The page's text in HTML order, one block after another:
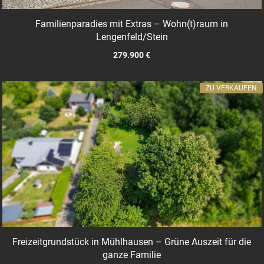
Familienparadies mit Extras – Wohn(t)raum in
Lengenfeld/Stein
279.900 €
Freizeitgrundstück in Mühlhausen – Grüne Auszeit für die
ganze Familie
ZU VERKAUFEN